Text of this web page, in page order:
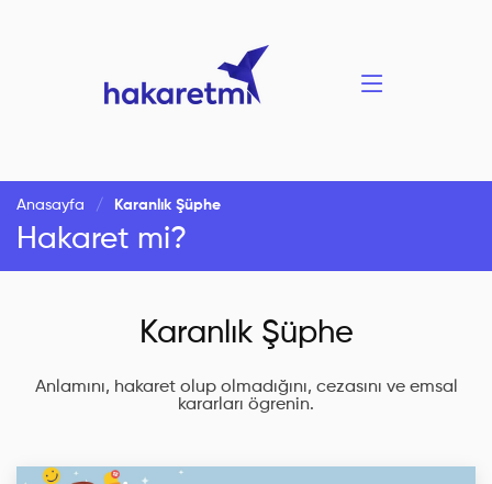
Anasayfa Karanlık Şüphe
Hakaret mi?
Karanlık Şüphe
Anlamını, hakaret olup olmadığını, cezasını ve emsal
kararları ögrenin.